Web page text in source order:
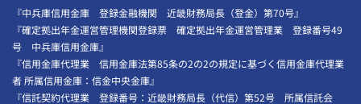
『中兵庫信用金庫 登録金融機関 近畿財務局長（登金）第70号』
『確定拠出年金運営管理機関登録票 確定拠出年金運営管理業 登録番号49
号 中兵庫信用金庫』
『信用金庫代理業 信用金庫法第85条の2の2の規定に基づく信用金庫代理業
者 所属信用金庫：信金中央金庫』
『信託契約代理業 登録番号：近畿財務局長（代信）第52号 所属信託会